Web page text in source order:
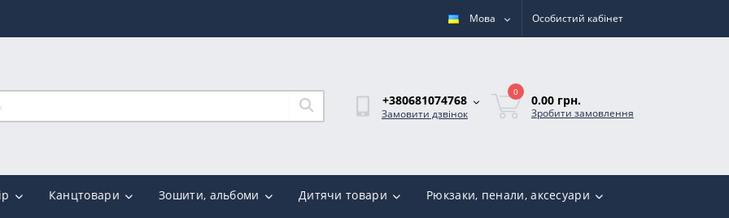
Мова Особистий кабінет
+380681074768
Замовити дзвінок
0
0.00 грн.
Зробити замовлення
Канцтовари Зошити, альбоми Дитячи товари Рюкзаки, пенали, аксесуари